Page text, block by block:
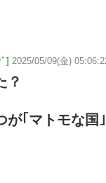
] 2025/05/09(金)
？
が｢マトモな国